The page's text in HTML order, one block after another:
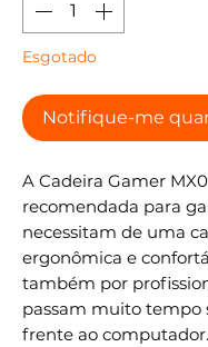
Esgotado
Notifique-me
A Cadeira Gamer
recomendada para
necessitam de uma
ergonômica e
também por
passam muito tempo
frente ao